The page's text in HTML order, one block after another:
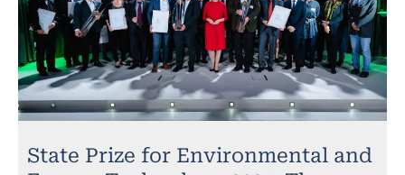
State Prize for Environmental and